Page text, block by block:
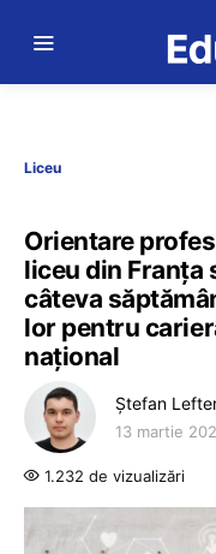
Liceu
Orientare
liceu din Franța
câteva
lor pentru
național
Ștefan
13 martie
1.232 de vizualizări